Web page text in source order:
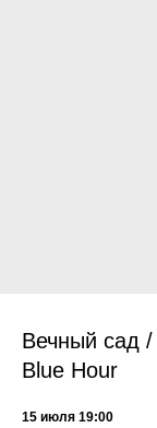
Вечный сад
Blue Hour
15 июля 19:00